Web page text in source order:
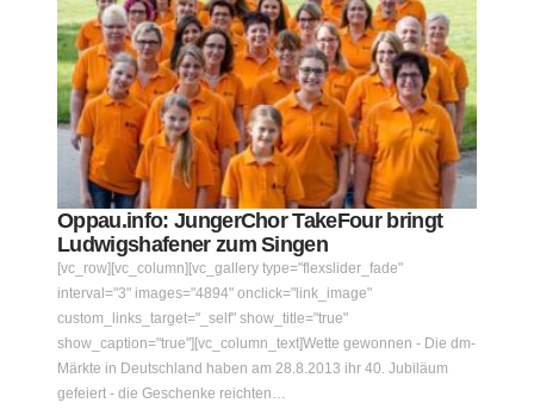
Oppau.info: JungerChor TakeFour bringt
Ludwigshafener zum Singen
[vc_row][vc_column][vc_gallery type="flexslider_fade"
interval="3" images="4894" onclick="link_image"
custom_links_target="_self" show_title="true"
show_caption="true"][vc_column_text]Wette gewonnen - Die dm-
Märkte in Deutschland haben am 28.8.2013 ihr 40. Jubiläum
gefeiert - die Geschenke reichten…